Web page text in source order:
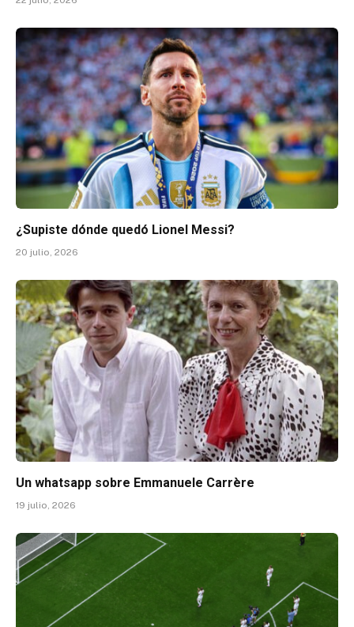
¿Supiste dónde quedó Lionel Messi?
20 julio, 2026
Un whatsapp sobre Emmanuele Carrère
19 julio, 2026